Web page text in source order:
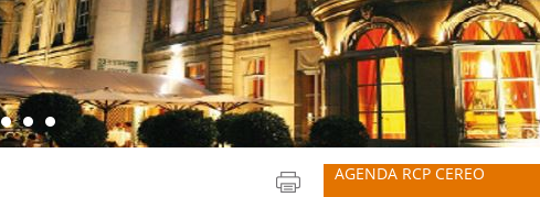
AGENDA RCP CEREO